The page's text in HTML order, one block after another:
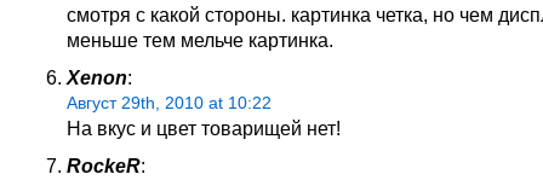
смотря с какой стороны. картинка четка, но чем
меньше тем мельче картинка.
Xenon:
Август 29th, 2010 at 10:22
На вкус и цвет товарищей нет!
RockeR: